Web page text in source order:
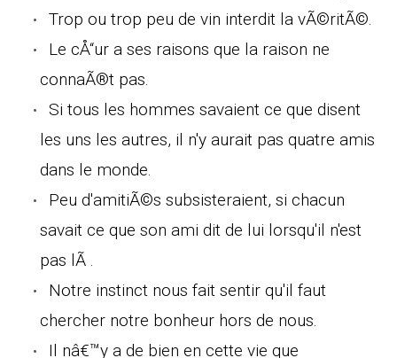
Trop ou trop peu de vin interdit la vÃ©ritÃ©.
Le cÅ“ur a ses raisons que la raison ne
connaÃ®t pas.
Si tous les hommes savaient ce que disent
les uns les autres, il n'y aurait pas quatre amis
dans le monde.
Peu d'amitiÃ©s subsisteraient, si chacun
savait ce que son ami dit de lui lorsqu'il n'est
pas lÃ .
Notre instinct nous fait sentir qu'il faut
chercher notre bonheur hors de nous.
Il nâ€™y a de bien en cette vie que